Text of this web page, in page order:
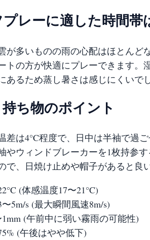
プレーに適した時間帯
が多いものの雨の心配はほとんど
トの方が快適にプレーできます。
あるため蒸し暑さは感じにくいでし
ち物のポイント
差は4°C程度で、日中は半袖で過ご
やウィンドブレーカーを1枚持参
で、日焼け止めや帽子があると良
(体感温度17〜21°C)
5m/s (最大瞬間風速8m/s)
1mm (午前中に弱い霧雨の可能性)
(午後はやや低下)